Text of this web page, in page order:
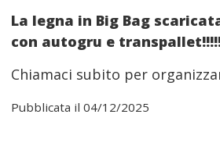
La legna in Big Bag
con autogru e
Chiamaci subito per
Pubblicata il 04/12/2025